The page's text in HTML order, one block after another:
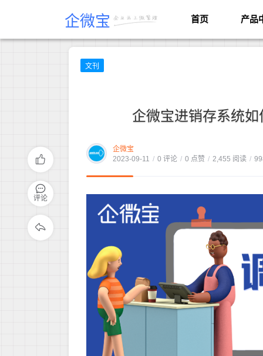
企微宝 首页 产品
文刊
企微宝进销存系统
企微宝
2023-09-11 / 0 评论 / 0 点赞 / 2,455 阅读 /
评论